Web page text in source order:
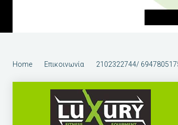
Home
Επικοινωνία 2102322744/